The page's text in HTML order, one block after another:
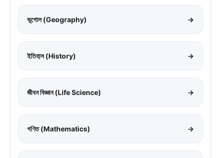
ভূগোল (Geography) →
ইতিহাস (History) →
জীবন বিজ্ঞান (Life Science) →
গণিত (Mathematics) →